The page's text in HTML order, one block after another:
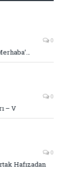
0
0
– V
0
Hafızadan